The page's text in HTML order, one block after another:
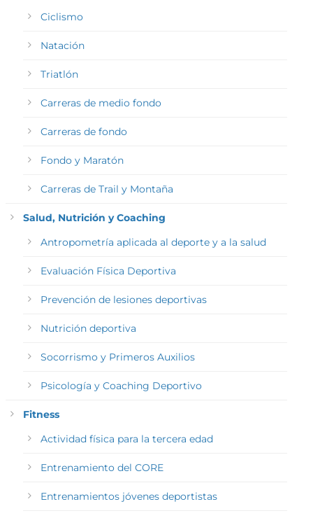
Ciclismo
Natación
Triatlón
Carreras de medio fondo
Carreras de fondo
Fondo y Maratón
Carreras de Trail y Montaña
Salud, Nutrición y Coaching
Antropometría aplicada al deporte y a la salud
Evaluación Física Deportiva
Prevención de lesiones deportivas
Nutrición deportiva
Socorrismo y Primeros Auxilios
Psicología y Coaching Deportivo
Fitness
Actividad física para la tercera edad
Entrenamiento del CORE
Entrenamientos jóvenes deportistas